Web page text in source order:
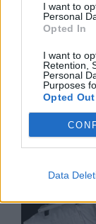
I want to
Personal
Opted In
I want to
Retention,
Personal
Purposes
Opted Out
Data
създаде
07.08.2026 / 15:30